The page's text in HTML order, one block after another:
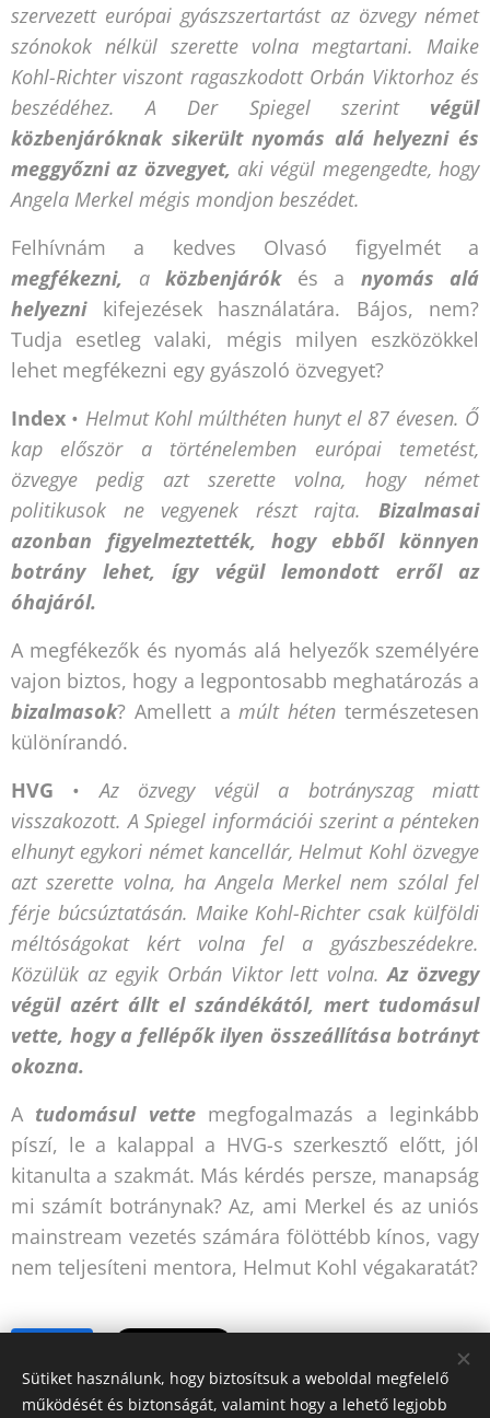
szervezett európai gyászszertartást az özvegy német
szónokok nélkül szerette volna megtartani. Maike
Kohl-Richter viszont ragaszkodott Orbán Viktorhoz és
beszédéhez. A Der Spiegel szerint végül
közbenjáróknak sikerült nyomás alá helyezni és
meggyőzni az özvegyet, aki végül megengedte, hogy
Angela Merkel mégis mondjon beszédet.
Felhívnám a kedves Olvasó figyelmét a
megfékezni, aközbenjárók és a nyomás alá
helyeznikifejezések használatára. Bájos, nem?
Tudja esetleg valaki, mégis milyen eszközökkel
lehet megfékezni egy gyászoló özvegyet?
Index • Helmut Kohl múlthéten hunyt el 87 évesen. Ő
kap először a történelemben európai temetést,
özvegye pedig azt szerette volna, hogy német
politikusok ne vegyenek részt rajta. Bizalmasai
azonban figyelmeztették, hogy ebből könnyen
botrány lehet, így végül lemondott erről az
óhajáról.
A megfékezők és nyomás alá helyezők személyére
vajon biztos, hogy a legpontosabb meghatározás a
bizalmasok? Amellett amúlt héten természetesen
különírandó.
HVG •Az özvegy végül a botrányszag miatt
visszakozott. ASpiegel információi szerint a pénteken
elhunyt egykori német kancellár, Helmut Kohl özvegye
azt szerette volna, ha Angela Merkel nem szólal fel
férje búcsúztatásán. Maike Kohl-Richter csak külföldi
méltóságokat kért volna fel a gyászbeszédekre.
Közülük az egyik Orbán Viktor lett volna.Az özvegy
végül azért állt el szándékától, mert tudomásul
vette, hogy a fellépők ilyen összeállítása botrányt
okozna.
A tudomásul vettemegfogalmazás a leginkább
píszí, le a kalappal a HVG-s szerkesztő előtt, jól
kitanulta a szakmát. Más kérdés persze, manapság
mi számít botránynak? Az, ami Merkel és az uniós
mainstream vezetés számára fölöttébb kínos, vagy
nem teljesíteni mentora, Helmut Kohl végakaratát?
Sütiket használunk, hogy biztosítsuk a weboldal megfelelő
működését és biztonságát, valamint hogy a lehető legjobb